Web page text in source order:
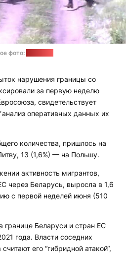
фото:
нарушения границы со
за первую неделю
свидетельствует
анализ оперативных данных их
количества, пришлось на
13 (1,6%) — на Польшу.
активность мигрантов,
через Беларусь, выросла в 1,6
с первой неделей июня (510
границе Беларуси и стран ЕС
года. Власти соседних
его “гибридной атакой“,